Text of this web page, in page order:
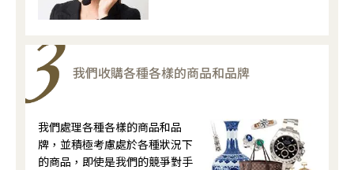
我們收購各種各樣的商品和品牌
我們處理各種各樣的商品和品
牌，並積極考慮處於各種狀況下
的商品，即使是我們的競爭對手